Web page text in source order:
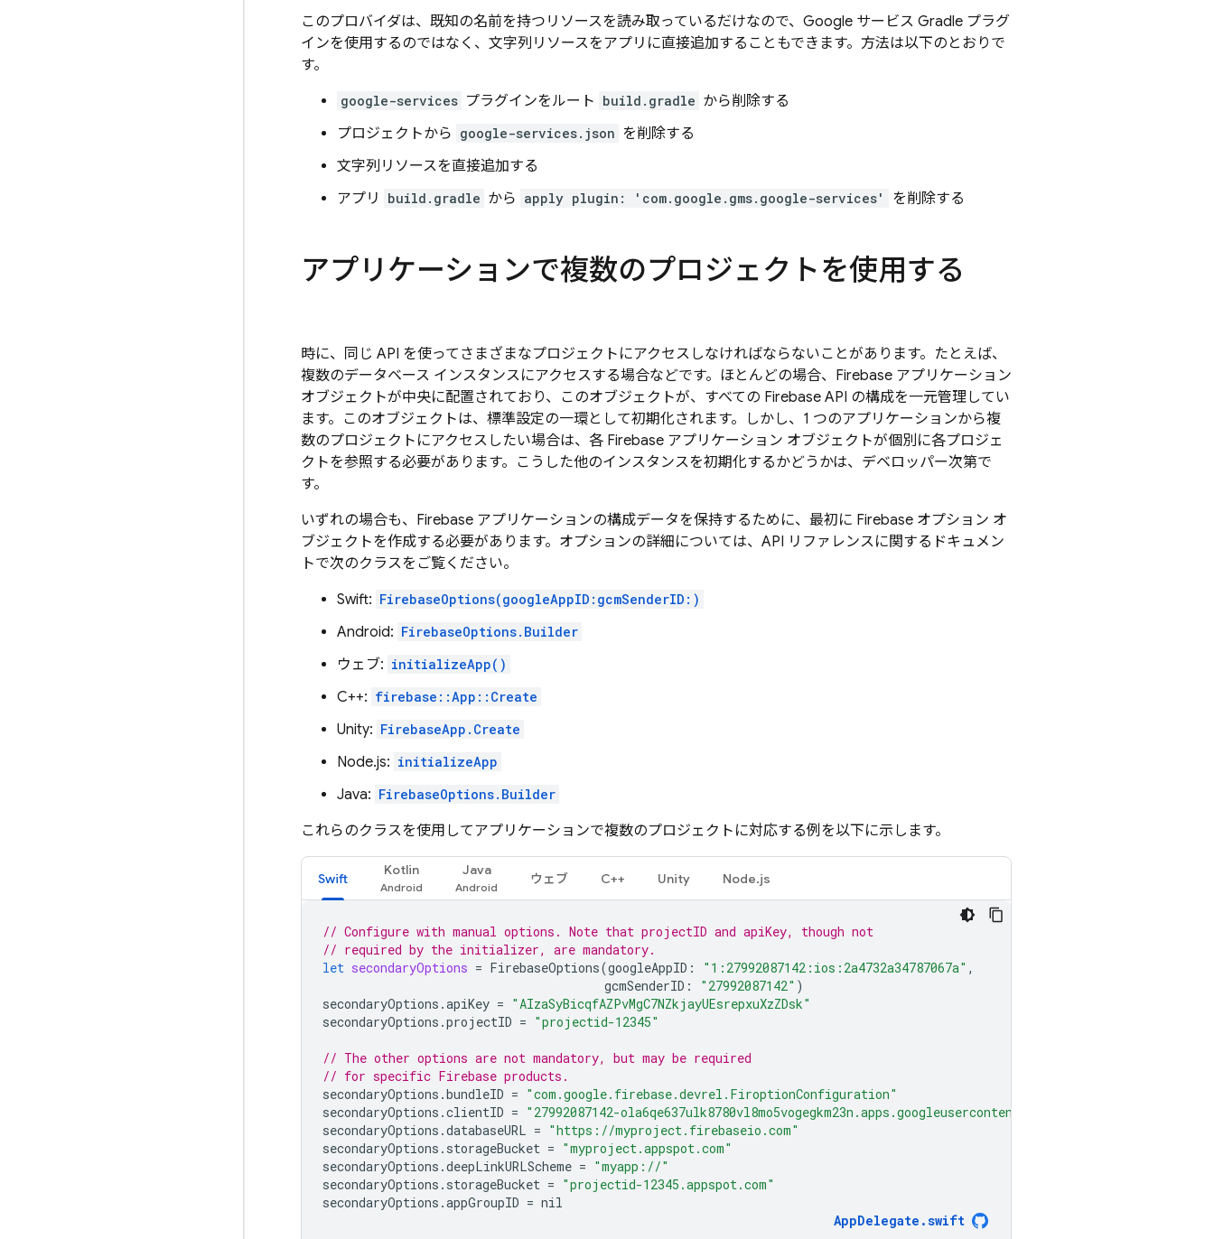
このプロバイダは、既知の名前を持つリソースを読み取っているだけなので、Google サービス Gradle プラグ
インを使用するのではなく、文字列リソースをアプリに直接追加することもできます。方法は以下のとおりで
す。
google-services プラグインをルート build.gradle から削除する
プロジェクトから google-services.json を削除する
文字列リソースを直接追加する
アプリ
build.gradle から apply plugin: 'com.google.gms.google-services' を削除する
アプリケーションで複数のプロジェクトを使用する
時に、同じ API を使ってさまざまなプロジェクトにアクセスしなければならないことがあります。たとえば、
複数のデータベース インスタンスにアクセスする場合などです。ほとんどの場合、Firebase アプリケーション
オブジェクトが中央に配置されており、このオブジェクトが、すべての Firebase API の構成を一元管理してい
ます。このオブジェクトは、標準設定の一環として初期化されます。しかし、1 つのアプリケーションから複
数のプロジェクトにアクセスしたい場合は、各 Firebase アプリケーション オブジェクトが個別に各プロジェ
クトを参照する必要があります。こうした他のインスタンスを初期化するかどうかは、デベロッパー次第で
す。
いずれの場合も、Firebase アプリケーションの構成データを保持するために、最初に Firebase オプション オ
ブジェクトを作成する必要があります。オプションの詳細については、API リファレンスに関するドキュメン
トで次のクラスをご覧ください。
Swift: FirebaseOptions(googleAppID:gcmSenderID:)
Android: FirebaseOptions.Builder
ウェブ: initializeApp()
C++: firebase::App::Create
Unity: FirebaseApp.Create
Node.js: initializeApp
Java: FirebaseOptions.Builder
これらのクラスを使用してアプリケーションで複数のプロジェクトに対応する例を以下に示します。
Swift
Kotlin Java
ウェブ C++ Unity Node.js
// Configure with manual options. Note that projectID and apiKey, though not
// required by the initializer, are mandatory.
let secondaryOptions = FirebaseOptions(googleAppID : "1:27992087142:ios:2a4732a34787067a" ,
gcmSenderID : "27992087142" )
secondaryOptions .apiKey = "AIzaSyBicqfAZPvMgC7NZkjayUEsrepxuXzZDsk"
secondaryOptions .projectID = "projectid-12345"
// The other options are not mandatory, but may be required
// for specific Firebase products.
secondaryOptions .bundleID = "com.google.firebase.devrel.FiroptionConfiguration"
secondaryOptions .clientID = "27992087142-ola6qe637ulk8780vl8mo5vogegkm23n.apps.googleusercontent.com"
secondaryOptions .databaseURL = "https://myproject.firebaseio.com"
secondaryOptions . storageBucket = "myproject.appspot.com"
secondaryOptions .deepLinkURLScheme = "myapp://"
secondaryOptions . storageBucket = "projectid-12345.appspot.com"
secondaryOptions .appGroupID = nil
AppDelegate .swift